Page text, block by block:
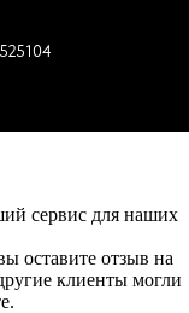
сервис для наших
оставите отзыв на
клиенты могли